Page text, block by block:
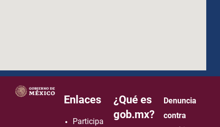
how to embed google map in website
Enlaces
Participa
¿Qué es
gob.mx?
Denuncia
contra